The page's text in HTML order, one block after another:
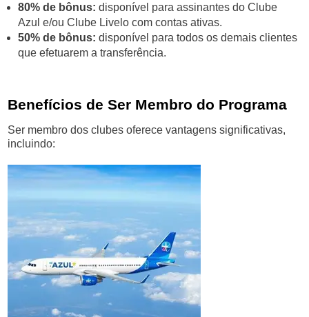
80% de bônus: disponível para assinantes do Clube
Azul e/ou Clube Livelo com contas ativas.
50% de bônus: disponível para todos os demais clientes
que efetuarem a transferência.
Benefícios de Ser Membro do Programa
Ser membro dos clubes oferece vantagens significativas,
incluindo: